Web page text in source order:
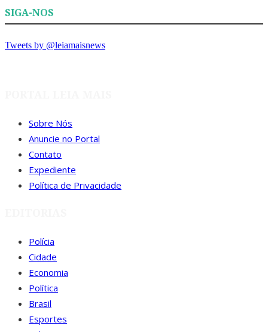
SIGA-NOS
Tweets by @leiamaisnews
Sobre Nós
Anuncie no Portal
Contato
Expediente
Política de Privacidade
Polícia
Cidade
Economia
Política
Brasil
Esportes